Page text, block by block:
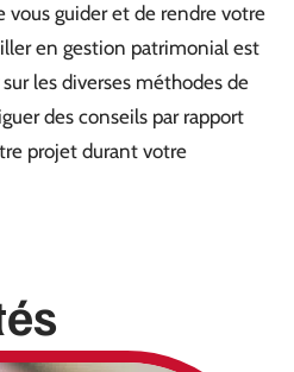
vous guider et de rendre votre
en gestion patrimonial est
les diverses méthodes de
des conseils par rapport
projet durant votre